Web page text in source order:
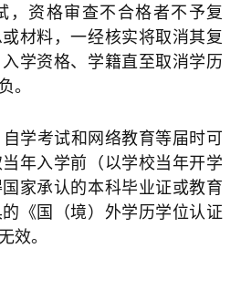
，资格审查不合格者不予复
材料，一经核实将取消其复
学资格、学籍直至取消学历
。
学考试和网络教育等届时可
年入学前（以学校当年开学
家承认的本科毕业证或教育
《国（境）外学历学位认证
效。